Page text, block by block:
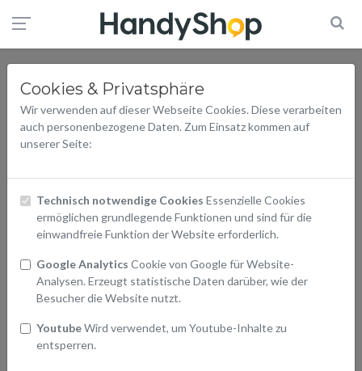
Cookies & Privatsphäre
Wir verwenden auf dieser Webseite Cookies. Diese verarbeiten
auch personenbezogene Daten. Zum Einsatz kommen auf
unserer Seite:
Technisch notwendige Cookies Essenzielle Cookies
ermöglichen grundlegende Funktionen und sind für die
einwandfreie Funktion der Website erforderlich.
Google Analytics Cookie von Google für Website-
Analysen. Erzeugt statistische Daten darüber, wie der
Besucher die Website nutzt.
YoutubeWird verwendet, um Youtube-Inhalte zu
entsperren.